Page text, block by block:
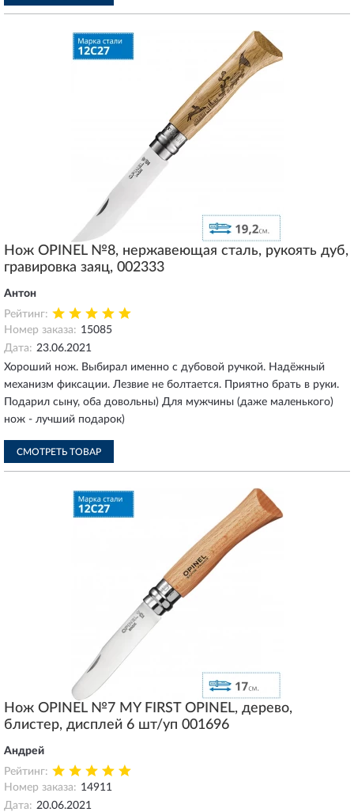
Нож OPINEL №8, нержавеющая сталь, рукоять дуб,
гравировка заяц, 002333
Антон
Рейтинг:
Номер заказа: 15085
Дата: 23.06.2021
Хороший нож. Выбирал именно с дубовой ручкой. Надёжный
механизм фиксации. Лезвие не болтается. Приятно брать в руки.
Подарил сыну, оба довольны) Для мужчины (даже маленького)
нож - лучший подарок)
СМОТРЕТЬ ТОВАР
Нож OPINEL №7 MY FIRST OPINEL, дерево,
блистер, дисплей 6 шт/уп 001696
Андрей
Рейтинг:
Номер заказа: 14911
Дата: 20.06.2021